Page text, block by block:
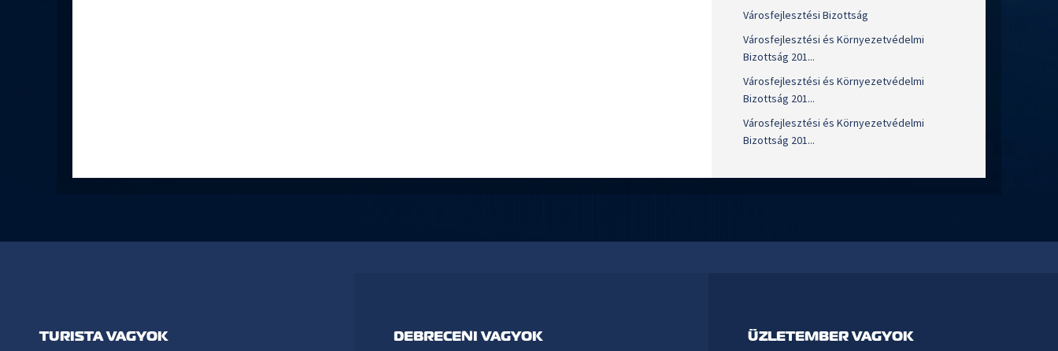
Városfejlesztési Bizottság
Városfejlesztési és Környezetvédelmi
Bizottság 201...
Városfejlesztési és Környezetvédelmi
Bizottság 201...
Városfejlesztési és Környezetvédelmi
Bizottság 201...
TURISTA VAGYOK DEBRECENI VAGYOK ÜZLETEMBER VAGYOK